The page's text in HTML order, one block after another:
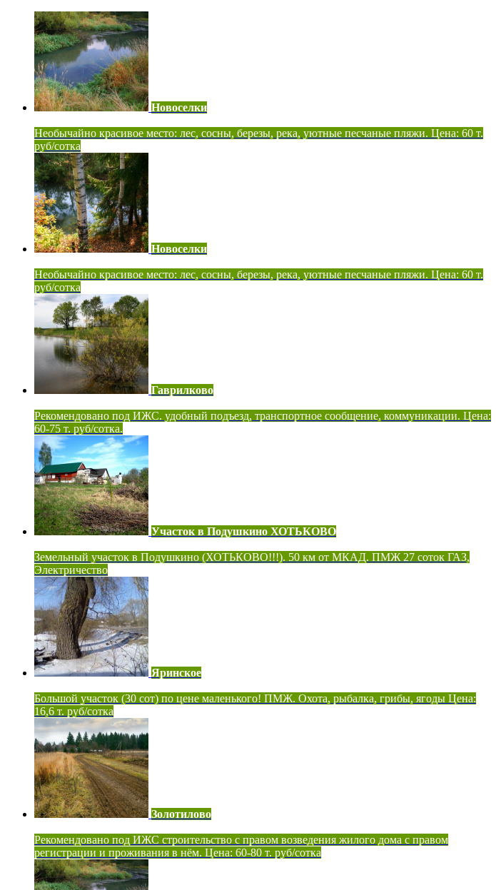
Новоселки
Необычайно красивое место: лес, сосны, березы, река, уютные песчаные пляжи. Цена: 60 т.
руб/сотка
Новоселки
Необычайно красивое место: лес, сосны, березы, река, уютные песчаные пляжи. Цена: 60 т.
руб/сотка
Гаврилково
Рекомендовано под ИЖС. удобный подъезд, транспортное сообщение, коммуникации. Цена:
60-75 т. руб/сотка.
Участок в Подушкино ХОТЬКОВО
Земельный участок в Подушкино (ХОТЬКОВО!!!). 50 км от МКАД. ПМЖ 27 соток ГАЗ,
Электричество
Яринское
Большой участок (30 сот) по цене маленького! ПМЖ. Охота, рыбалка, грибы, ягоды Цена:
16,6 т. руб/сотка
Золотилово
Рекомендовано под ИЖС строительство с правом возведения жилого дома с правом
регистрации и проживания в нём. Цена: 60-80 т. руб/сотка